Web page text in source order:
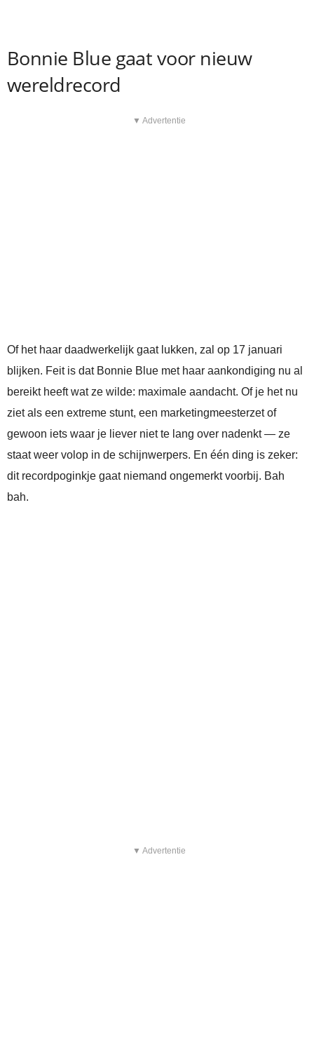
Bonnie Blue gaat voor nieuw
wereldrecord
▼ Advertentie
Of het haar daadwerkelijk gaat lukken, zal op 17 januari
blijken. Feit is dat Bonnie Blue met haar aankondiging nu al
bereikt heeft wat ze wilde: maximale aandacht. Of je het nu
ziet als een extreme stunt, een marketingmeesterzet of
gewoon iets waar je liever niet te lang over nadenkt — ze
staat weer volop in de schijnwerpers. En één ding is zeker:
dit recordpoginkje gaat niemand ongemerkt voorbij. Bah
bah.
▼ Advertentie